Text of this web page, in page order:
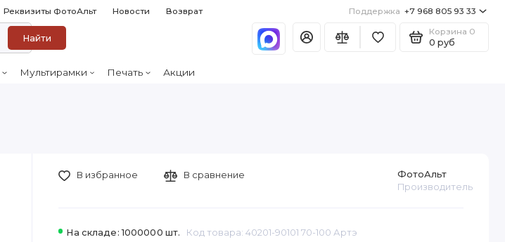
Реквизиты ФотоАльт Новости Возврат Поддержка +7 968 805 93 33
Найти
Корзина 0
0 руб
Мультирамки Печать Акции
На складе: 1000000 шт. Код товара: 40201-90101 70-100 Артэ
ФотоАльт
Производитель
В избранное В сравнение